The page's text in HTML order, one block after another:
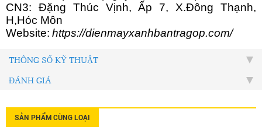
CN3: Đặng Thúc Vịnh, Ấp 7, X.Đông Thạnh,
H,Hóc Môn
Website: https://dienmayxanhbantragop.com/
THÔNG SỐ KỸ THUẬT
ĐÁNH GIÁ
SẢN PHẨM CÙNG LOẠI